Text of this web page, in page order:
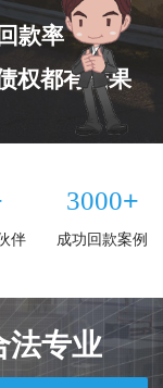
款率
权都有结果
伴
3000+
成功回款案例
法专业